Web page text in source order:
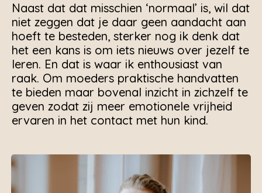
Naast dat dat misschien ‘normaal’ is, wil dat
niet zeggen dat je daar geen aandacht aan
hoeft te besteden, sterker nog ik denk dat
het een kans is om iets nieuws over jezelf te
leren. En dat is waar ik enthousiast van
raak. Om moeders praktische handvatten
te bieden maar bovenal inzicht in zichzelf te
geven zodat zij meer emotionele vrijheid
ervaren in het contact met hun kind.